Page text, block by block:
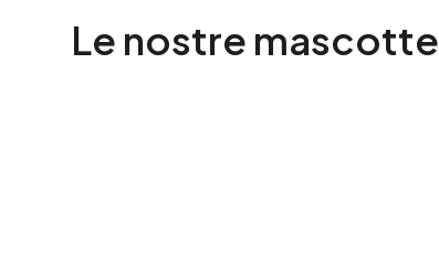
Le nostre mascotte